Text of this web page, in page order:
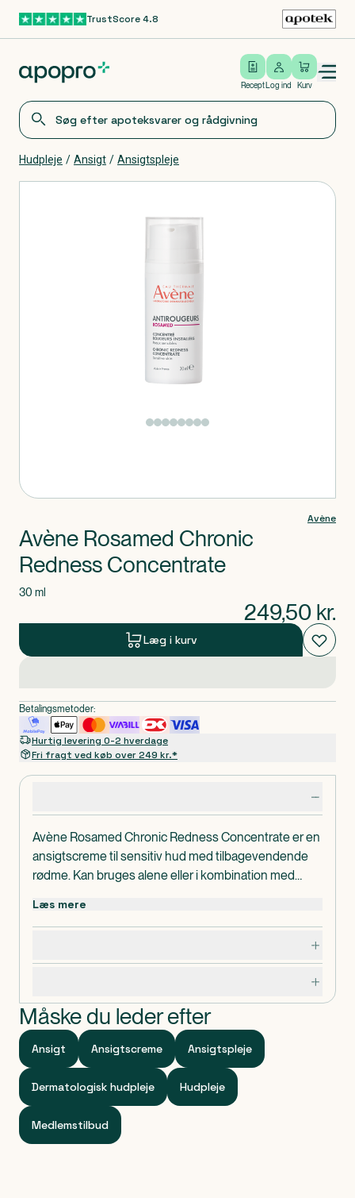
Gå til hovedindholdTrustScore 4.8
Recept
Log ind
Log ind Kurv
Open/close menu
Hudpleje / Ansigt / Ansigtspleje
Avène Rosamed Chronic Redness Concentrate er en
ansigtscreme til sensitiv hud med tilbagevendende
rødme. Kan bruges alene eller i kombination med
rødme, også permanent rødme, og forlænger
hvileperioder mellem udbrud af rødme. Beroliger
creme, som absorberes hurtigt. Til alle hudtyper. God
under makeup. Uden parfume. Dermatologisk testet.
Læs mere
Måske du leder efter
Ansigt Ansigtscreme Ansigtspleje
Dermatologisk hudpleje Hudpleje
Medlemstilbud
Avène
Avène Rosamed Chronic
Redness Concentrate
30 ml
249,50 kr.
Læg i kurv
Betalingsmetoder:
Hurtig levering 0-2 hverdage
Fri fragt ved køb over 249 kr.*